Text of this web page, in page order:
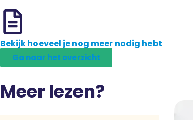
Bekijk hoeveel je nog meer nodig hebt
Ga naar het overzicht
Meer lezen?